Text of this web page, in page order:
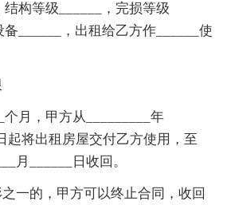
构等级______，完损等级
备______，出租给乙方作______使
个月，甲方从_________年
起将出租房屋交付乙方使用，至
月______日收回。
一的，甲方可以终止合同，收回